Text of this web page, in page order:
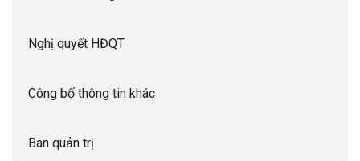
Nghị quyết HĐQT
Công bố thông tin khác
Ban quản trị